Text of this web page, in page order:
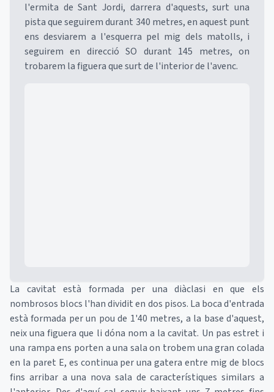
l'ermita de Sant Jordi, darrera d'aquests, surt una
pista que seguirem durant 340 metres, en aquest punt
ens desviarem a l'esquerra pel mig dels matolls, i
seguirem en direcció SO durant 145 metres, on
trobarem la figuera que surt de l'interior de l'avenc.
La cavitat està formada per una diàclasi en que els
nombrosos blocs l'han dividit en dos pisos. La boca d'entrada
està formada per un pou de 1'40 metres, a la base d'aquest,
neix una figuera que li dóna nom a la cavitat. Un pas estret i
una rampa ens porten a una sala on trobem una gran colada
en la paret E, es continua per una gatera entre mig de blocs
fins arribar a una nova sala de característiques similars a